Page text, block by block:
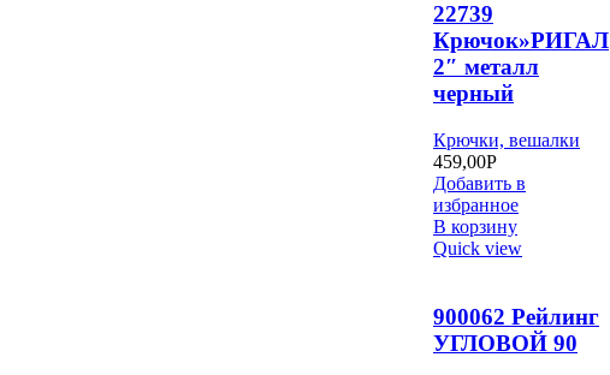
22739
Крючок»РИГАЛ
2″ металл
черный
Крючки, вешалки
459,00Р
Добавить в
избранное
В корзину
Quick view
900062 Рейлинг
УГЛОВОЙ 90